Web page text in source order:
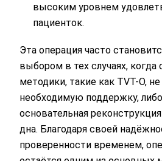
высоким уровнем
пациенток.
Эта операция часто
выбором в тех случаях, когда
методики, такие как TVT-O,
необходимую поддержку,
основательная
дна. Благодаря своей
проверенности временем,